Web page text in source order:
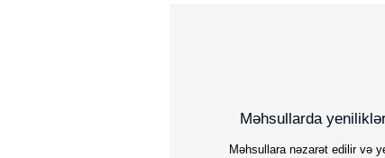
Məhsullarda
Məhsullara nəzarət edilir və